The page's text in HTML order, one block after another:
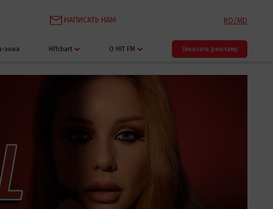
НАПИСАТЬ НАМ RO/MD
зона HITchart О HIT FM Заказать рекламу